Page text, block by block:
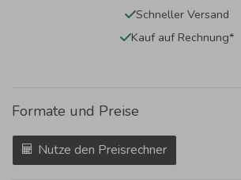
Schneller Versand
Kauf auf Rechnung*
Formate und Preise
Nutze den Preisrechner